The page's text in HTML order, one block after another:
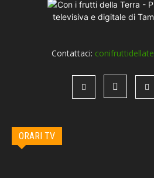
Contattaci:
ORARI TV